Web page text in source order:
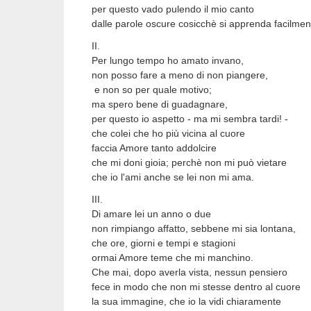
per questo vado pulendo il mio canto
dalle parole oscure cosicchè si apprenda
II.
Per lungo tempo ho amato invano,
non posso fare a meno di non piangere,
e non so per quale motivo;
ma spero bene di guadagnare,
per questo io aspetto - ma mi sembra tardi! -
che colei che ho più vicina al cuore
faccia Amore tanto addolcire
che mi doni gioia; perchè non mi può vietare
che io l'ami anche se lei non mi ama.
III.
Di amare lei un anno o due
non rimpiango affatto, sebbene mi sia lontana,
che ore, giorni e tempi e stagioni
ormai Amore teme che mi manchino.
Che mai, dopo averla vista, nessun pensiero
fece in modo che non mi stesse dentro al cuore
la sua immagine, che io la vidi chiaramente